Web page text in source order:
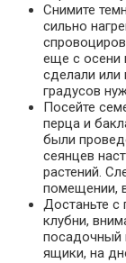
Снимите
сильно
еще с осени
сделали или
градусов
Посейте
перца и
были
сеянцев
растений.
помещении,
Достаньте с
клубни,
посадочный
ящики, на